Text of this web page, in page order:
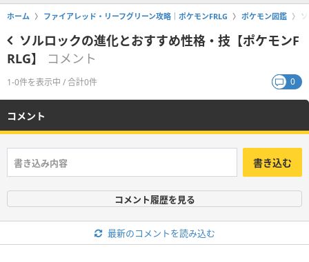
ホーム ファイアレッド・リーフグリーン攻略｜ポケモンFRLG ポケモン図鑑
ソルロックの進化とおすすめ性格・技【ポケモンF
RLG】
コメント
1-0件を表示中 / 合計0件 0
コメント
書き込む
コメント履歴を見る
最新のコメントを読み込む